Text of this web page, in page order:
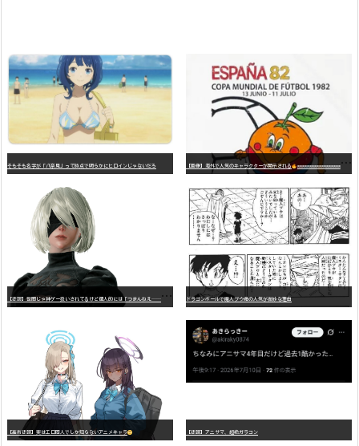
そもそも名字が「八奈見」って時点で明らかにヒロインじゃないだろ 【画像】海外で人気のキャラクターが開示される wwwwwwwwwwwwwwwwwwwwwwwwwwwwwwwwwwwwwwwwwwwwwwwww
【
悲報】世間じゃ神ゲー扱いされてるけど個人的には「つまんねえ……」と思ったゲーム挙げてけ ドラゴンボールで魔人ブウ編の人気が微妙な理由
【高市悲報】実はエロ同人でしか知らないアニメキャラ 【悲報】アニサマ、超絶ガラコン